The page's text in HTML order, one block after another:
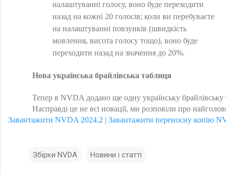
налаштуванні голосу, воно буде переходити
назад на кожні 20 голосів; коли ви перебуваєте
на налаштуванні повзунків (швидкість
мовлення, висота голосу тощо), воно буде
переходити назад на значення до 20%.
Нова українська брайлівська таблиця
Тепер в NVDA додано ще одну українську брайлівську
Насправді це не всі новації, ми розповіли про
Завантажити NVDA 2024.2 | Завантажити переносну копію
Збірки NVDA Новини і статті